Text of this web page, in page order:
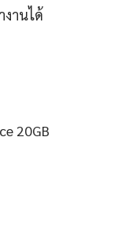
านได้
20GB